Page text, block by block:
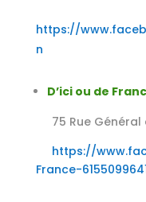
https://
n
D’ici ou de
75 Rue Général
https://
France-